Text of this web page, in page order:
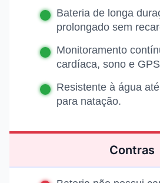
Bateria de longa
prolongado sem
Monitoramento
cardíaca, sono e
Resistente à água
para natação.
Contras